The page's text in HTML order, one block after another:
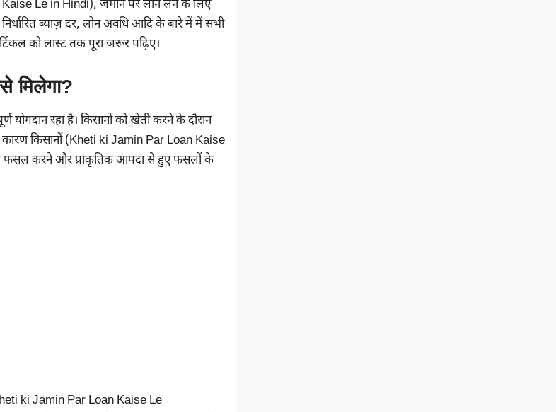
Le in Hindi), जमीन पर लोन लेने के लिए
ब्याज़ दर, लोन अवधि आदि के बारे में में सभी
को लास्ट तक पूरा जरूर पढ़िए।
मिलेगा?
रहा है। किसानों को खेती करने के दौरान
किसानों (Kheti ki Jamin Par Loan Kaise
फसल करने और प्राकृतिक आपदा से हुए फसलों के